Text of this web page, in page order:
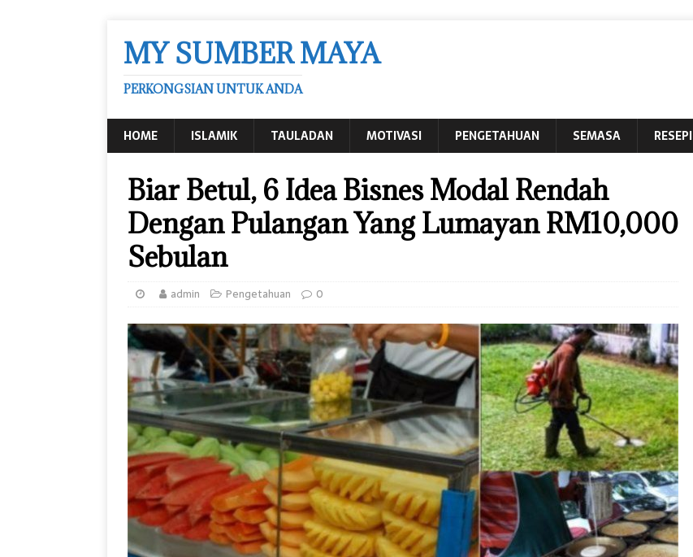
MY SUMBER MAYA
PERKONGSIAN UNTUK ANDA
HOME ISLAMIK TAULADAN MOTIVASI PENGETAHUAN SEMASA RESEPI
Biar Betul, 6 Idea Bisnes Modal Rendah
Dengan Pulangan Yang Lumayan RM10,000
Sebulan
admin Pengetahuan 0